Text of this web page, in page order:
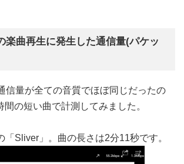
楽曲再生に発生した通信量(パケッ
信量が全ての音質でほぼ同じだったの
間の短い曲で計測してみました。
「Sliver」。曲の長さは2分11秒です。